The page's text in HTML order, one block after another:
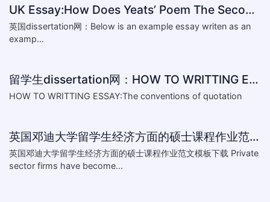
UK Essay:How Does Yeats’ Poem The Second Coming Reflect the
英国dissertation网：Below is an example essay writen as an
examp...
留学生dissertation网：HOW TO WRITTING ESSAY:The conventions of
HOW TO WRITTING ESSAY:The conventions of quotation
英国邓迪大学留学生经济方面的硕士课程作业范文模板下载-What are the major obstacles that confront Chinese private firms in today
英国邓迪大学留学生经济方面的硕士课程作业范文模板下载 Private
sector firms have become...